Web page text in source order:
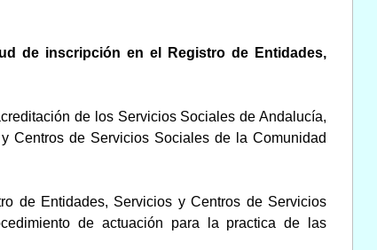
de inscripción en el Registro de Entidades,
de los Servicios Sociales de Andalucía,
Centros de Servicios Sociales de la Comunidad
de Entidades, Servicios y Centros de Servicios
de actuación para la practica de las